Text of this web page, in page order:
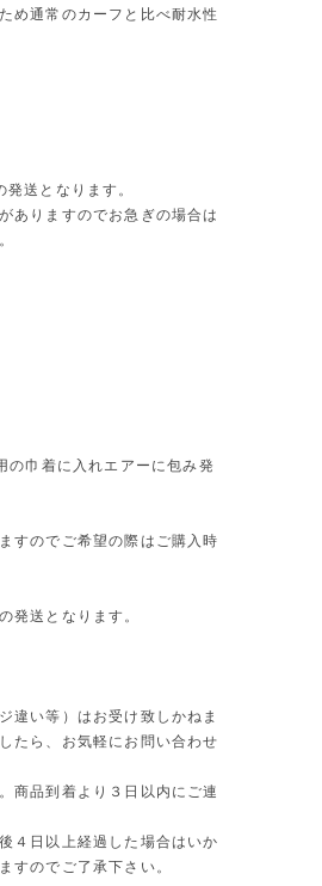
め通常のカーフと比べ耐水性
送となります。
ありますのでお急ぎの場合は
巾着に入れエアーに包み発
すのでご希望の際はご購入時
発送となります。
違い等）はお受け致しかねま
たら、お気軽にお問い合わせ
商品到着より３日以内にご連
４日以上経過した場合はいか
すのでご了承下さい。